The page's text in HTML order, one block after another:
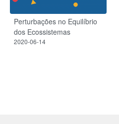
Perturbações no Equilíbrio
dos Ecossistemas
2020-06-14